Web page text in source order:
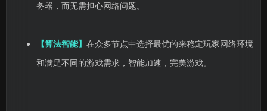
务器，而无需担心网络问题。
【算法智能】 在众多节点中选择最优的来稳定玩家网络环境
和满足不同的游戏需求，智能加速，完美游戏。